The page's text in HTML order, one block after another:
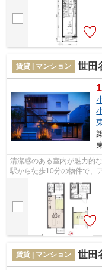
賃貸 | マンション 世田
清潔感のある室内が魅力的
駅から徒歩10分の物件で、
様々な場所へのアクセスが
賃貸 | マンション 世田